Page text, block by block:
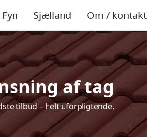
Fyn Sjælland Om / kontakt
af tag
tilbud – helt uforpligtende.